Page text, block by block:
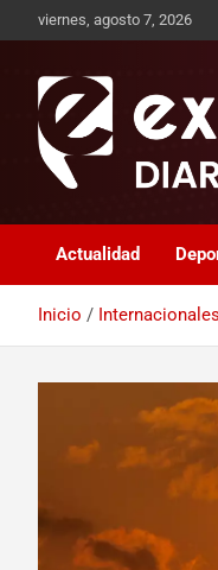
viernes, agosto 7, 2026
Actualidad
Inicio Internacionales